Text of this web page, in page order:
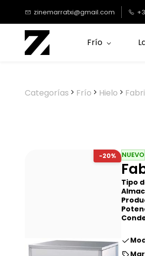
contenido
principal
zinemarratxi@gmail.com
Frío
Categorías Frío Hielo
-20% NUEVO
Tipo